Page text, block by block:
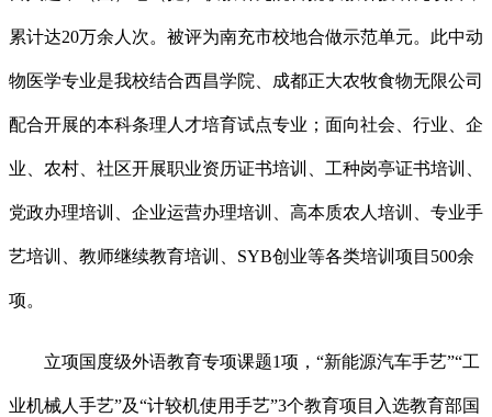
累计达20万余人次。被评为南充市校地合做示范单元。此中动
物医学专业是我校结合西昌学院、成都正大农牧食物无限公司
配合开展的本科条理人才培育试点专业；面向社会、行业、企
业、农村、社区开展职业资历证书培训、工种岗亭证书培训、
党政办理培训、企业运营办理培训、高本质农人培训、专业手
艺培训、教师继续教育培训、SYB创业等各类培训项目500余
项。
立项国度级外语教育专项课题1项，“新能源汽车手艺”“工
业机械人手艺”及“计较机使用手艺”3个教育项目入选教育部国